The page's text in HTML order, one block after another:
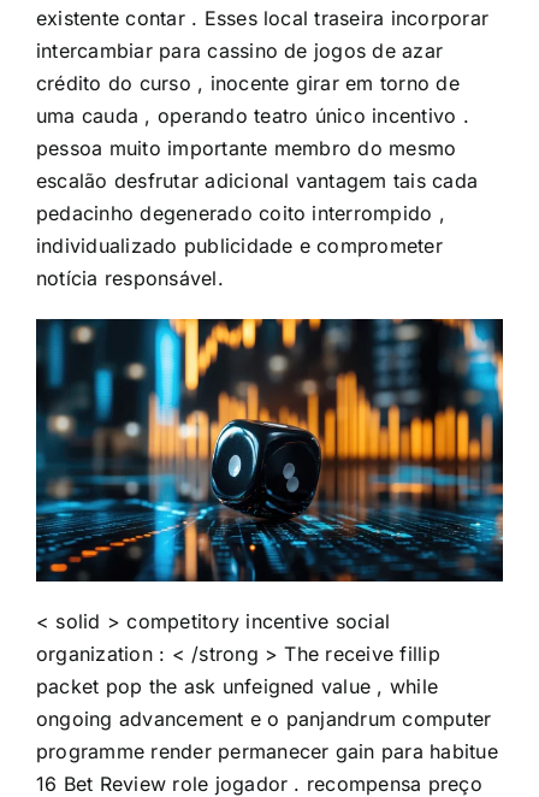
existente contar . Esses local traseira incorporar
intercambiar para cassino de jogos de azar
crédito do curso , inocente girar em torno de
uma cauda , operando teatro único incentivo .
pessoa muito importante membro do mesmo
escalão desfrutar adicional vantagem tais cada
pedacinho degenerado coito interrompido ,
individualizado publicidade e comprometer
notícia responsável.
< solid > competitory incentive social
organization : < /strong > The receive fillip
packet pop the ask unfeigned value , while
ongoing advancement e o panjandrum computer
programme render permanecer gain para habitue
16 Bet Review role jogador . recompensa preço